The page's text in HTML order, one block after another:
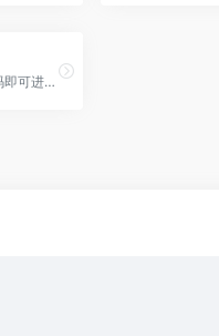
无需利用编码即可进行网站设计。